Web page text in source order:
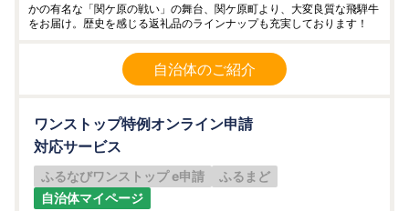
かの有名な「関ケ原の戦い」の舞台、関ケ原町より、大変良質な飛騨牛
をお届け。歴史を感じる返礼品のラインナップも充実しております！
自治体のご紹介
ワンストップ特例オンライン申請
対応サービス
ふるなびワンストップ e申請
ふるまど
自治体マイページ